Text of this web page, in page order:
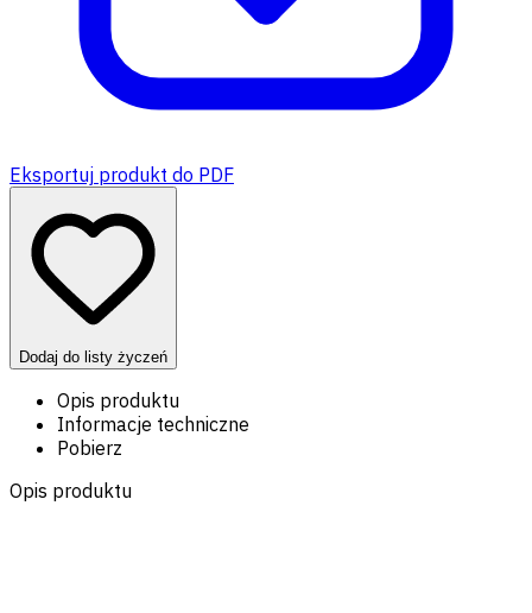
Eksportuj produkt do PDF
Dodaj do listy życzeń
Opis produktu
Informacje techniczne
Pobierz
Opis produktu